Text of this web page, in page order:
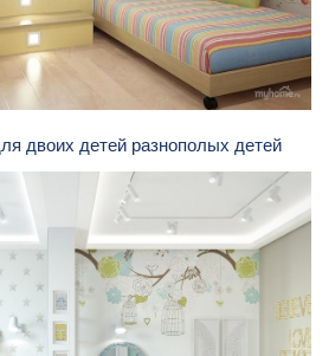
двоих детей разнополых детей